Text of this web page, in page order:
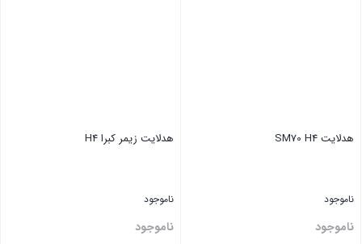
هدلایت SM70 H4
ناموجود
ناموجود
هدلایت ‏زیمر کبرا H4
ناموجود
ناموجود